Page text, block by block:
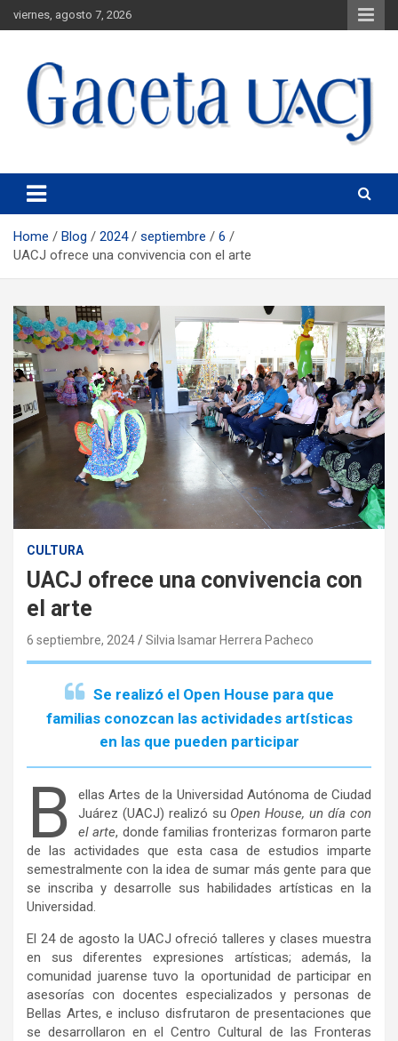
viernes, agosto 7, 2026
Gaceta UACJ
Home Blog 2024 septiembre
6
UACJ ofrece una convivencia con el arte
CULTURA
UACJ ofrece una convivencia con
el arte
6 septiembre, 2024 Silvia Isamar Herrera Pacheco
Se realizó el Open House para que
familias conozcan las actividades artísticas
en las que pueden participar
B
ellas Artes de la Universidad Autónoma de Ciudad
Juárez (UACJ) realizó su Open House, un día con
el arte, donde familias fronterizas formaron parte
de las actividades que esta casa de estudios imparte
semestralmente con la idea de sumar más gente para que
se inscriba y desarrolle sus habilidades artísticas en la
Universidad.
El 24 de agosto la UACJ ofreció talleres y clases muestra
en sus diferentes expresiones artísticas; además, la
comunidad juarense tuvo la oportunidad de participar en
asesorías con docentes especializados y personas de
Bellas Artes, e incluso disfrutaron de presentaciones que
se desarrollaron en el Centro Cultural de las Fronteras